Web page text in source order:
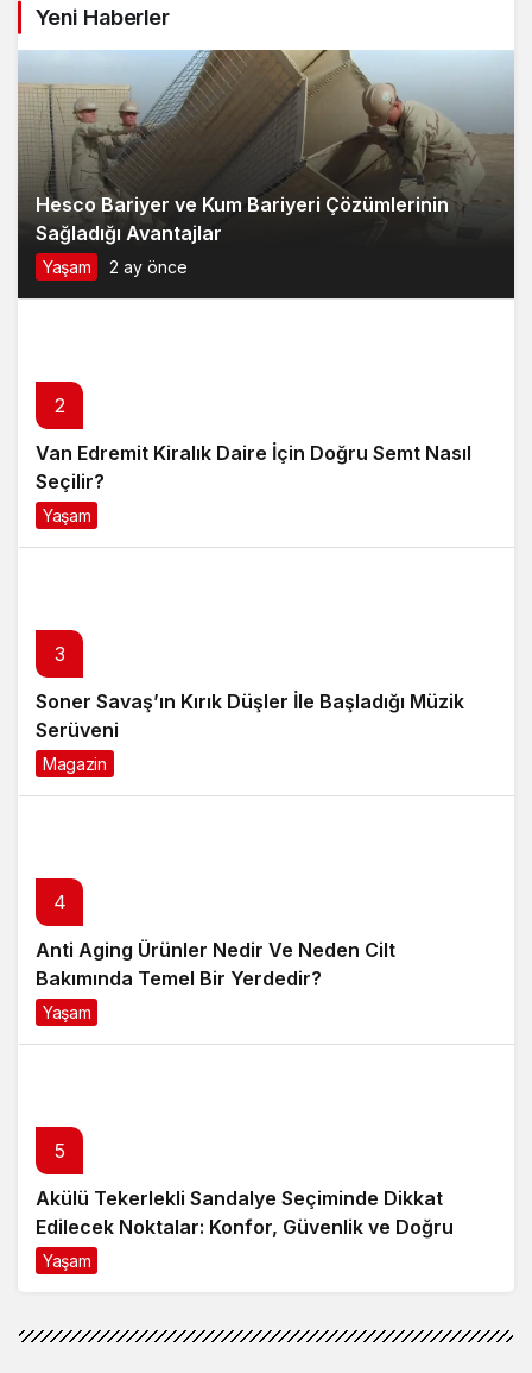
Yeni Haberler
Hesco Bariyer ve Kum Bariyeri Çözümlerinin
Sağladığı Avantajlar
Yaşam 2 ay önce
2
Van Edremit Kiralık Daire İçin Doğru Semt Nasıl
Seçilir?
Yaşam
3
Soner Savaş’ın Kırık Düşler İle Başladığı Müzik
Serüveni
Magazin
4
Anti Aging Ürünler Nedir Ve Neden Cilt
Bakımında Temel Bir Yerdedir?
Yaşam
5
Akülü Tekerlekli Sandalye Seçiminde Dikkat
Edilecek Noktalar: Konfor, Güvenlik ve Doğru
Model Tercihi
Yaşam